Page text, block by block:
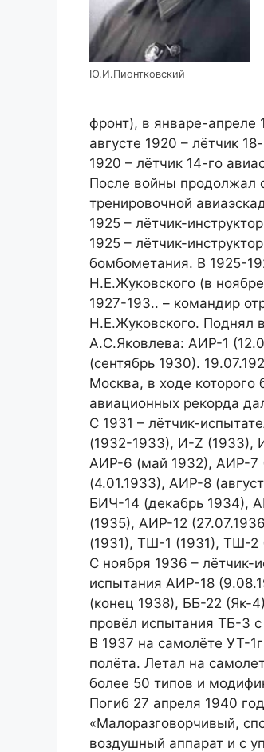
Ю.И.Пионтковский
фронт), в январе-апреле
августе 1920 – лётчик
1920 – лётчик 14-го
После войны продолжал
тренировочной
1925 – лётчик-
1925 – лётчик-
бомбометания. В 1925-
Н.Е.Жуковского (в
1927-193.. – командир
Н.Е.Жуковского. Поднял
А.С.Яковлева: АИР-1
(сентябрь 1930).
Москва, в ходе которого
авиационных рекорда
С 1931 – лётчик-
(1932-1933), И-Z (1933),
АИР-6 (май 1932), АИР-7
(4.01.1933), АИР-8
БИЧ-14 (декабрь 1934),
(1935), АИР-12
(1931), ТШ-1 (1931), ТШ-2
С ноября 1936 – лётчик-
испытания АИР-18
(конец 1938), ББ-22 (Як-
провёл испытания ТБ-3
В 1937 на самолёте УТ-
полёта. Летал на
более 50 типов и
Погиб 27 апреля 1940
«Малоразговорчивый,
воздушный аппарат и с